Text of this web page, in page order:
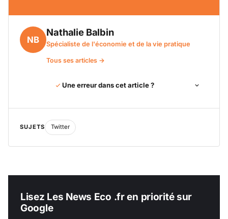
NB
Nathalie Balbin
Spécialiste de l'économie et de la vie pratique
Tous ses articles →
Une erreur dans cet article ?
SUJETS Twitter
Lisez Les News Eco .fr en priorité sur
Google